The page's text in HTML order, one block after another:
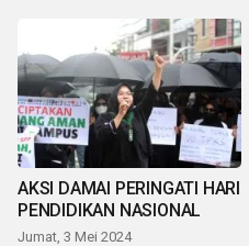
AKSI DAMAI PERINGATI HARI
PENDIDIKAN NASIONAL
Jumat, 3 Mei 2024